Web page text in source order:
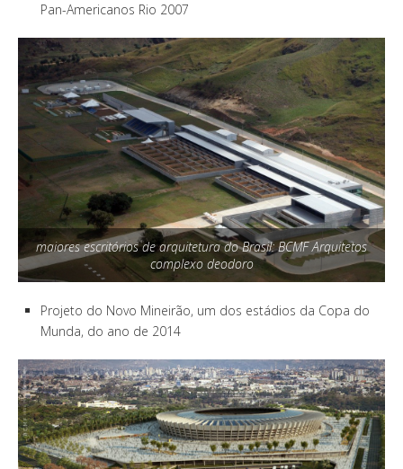
Pan-Americanos Rio 2007
maiores escritórios de arquitetura do Brasil: BCMF Arquitetos
complexo deodoro
Projeto do Novo Mineirão, um dos estádios da Copa do
Munda, do ano de 2014